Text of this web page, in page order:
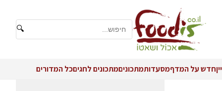
🔍
ייןחדש על המדףמסעדותמתכוניםמתכונים לחגיםכל המדורים